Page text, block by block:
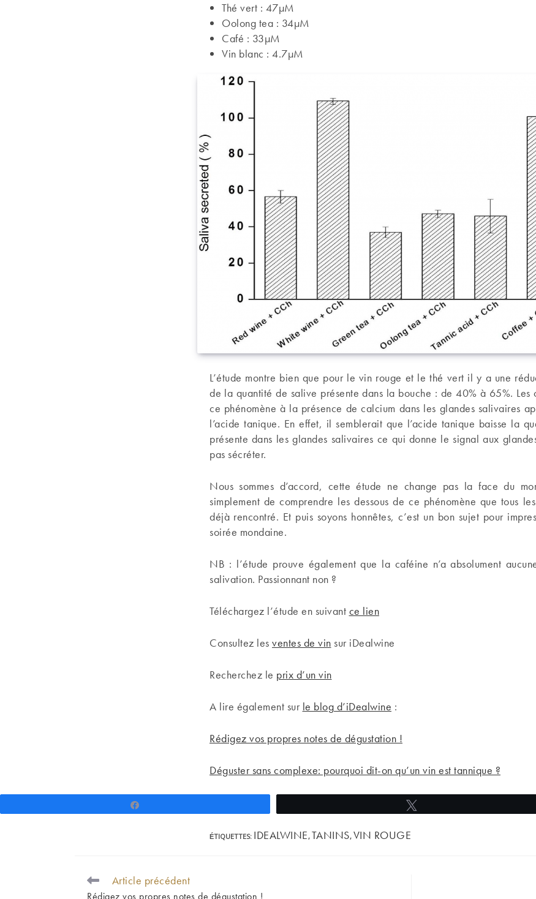
Thé vert : 47µM
Oolong tea : 34µM
Café : 33µM
Vin blanc : 4.7µM
L’étude montre bien que pour le vin rouge et le thé vert il y a une
de la quantité de salive présente dans la bouche : de 40% à 65%. Les
ce phénomène à la présence de calcium dans les glandes salivaires
l’acide tanique. En effet, il semblerait que l’acide tanique baisse la
présente dans les glandes salivaires ce qui donne le signal aux
pas sécréter.
Nous sommes d’accord, cette étude ne change pas la face du
simplement de comprendre les dessous de ce phénomène que tous
déjà rencontré. Et puis soyons honnêtes, c’est un bon sujet pour
soirée mondaine.
NB : l’étude prouve également que la caféine n’a absolument
salivation. Passionnant non ?
Téléchargez l’étude en suivant ce lien
Consultez les ventes de vin sur iDealwine
Recherchez le prix d’un vin
A lire également sur le blog d’iDealwine :
Rédigez vos propres notes de dégustation !
Déguster sans complexe: pourquoi dit-on qu’un vin est tannique ?
ÉTIQUETTES: IDEALWINE, TANINS, VIN ROUGE
READ
MORE
Article précédent
Rédigez vos propres notes de dégustation !